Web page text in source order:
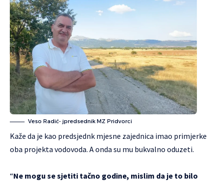
Veso Radić- jpredsednik MZ Pridvorci
Kaže da je kao predsjednk mjesne zajednica imao primjerke
oba projekta vodovoda. A onda su mu bukvalno oduzeti.
“Ne mogu se sjetiti tačno godine, mislim da je to bilo